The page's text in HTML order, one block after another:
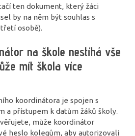
ten dokument, který žáci
by na něm být souhlas s
osobě).
na škole nestíhá vše
mít škola více
koordinátora je spojen s
a přístupem k datům žáků školy.
může koordinátor
heslo kolegům, aby autorizovali